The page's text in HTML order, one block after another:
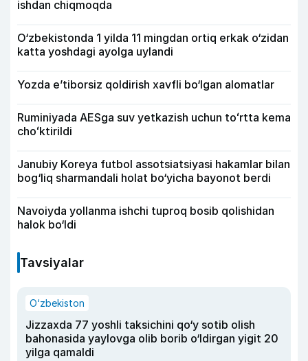
ishdan chiqmoqda
O‘zbekistonda 1 yilda 11 mingdan ortiq erkak o‘zidan
katta yoshdagi ayolga uylandi
Yozda e’tiborsiz qoldirish xavfli bo‘lgan alomatlar
Ruminiyada AESga suv yetkazish uchun toʻrtta kema
choʻktirildi
Janubiy Koreya futbol assotsiatsiyasi hakamlar bilan
bog‘liq sharmandali holat bo‘yicha bayonot berdi
Navoiyda yollanma ishchi tuproq bosib qolishidan
halok bo‘ldi
Tavsiyalar
O‘zbekiston
Jizzaxda 77 yoshli taksichini qo‘y sotib olish
bahonasida yaylovga olib borib o‘ldirgan yigit 20
yilga qamaldi